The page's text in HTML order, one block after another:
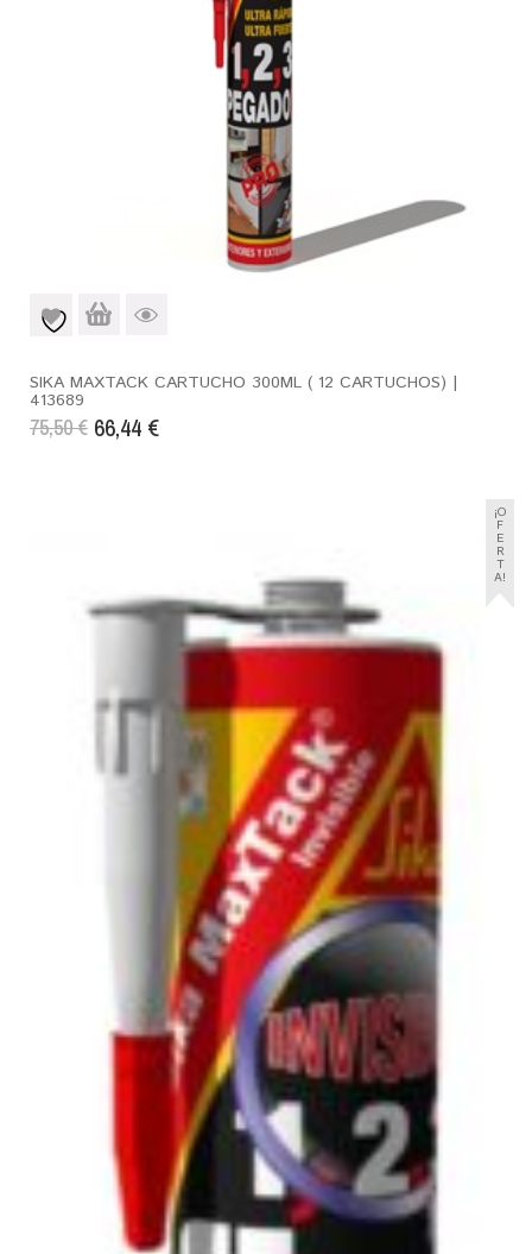
SIKA MAXTACK CARTUCHO 300ML ( 12 CARTUCHOS) |
413689
75,50€ 66,44 €
¡O
F
E
R
T
A!